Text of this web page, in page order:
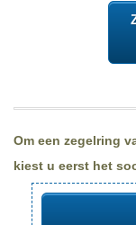
Om een zegelring
kiest u eerst het